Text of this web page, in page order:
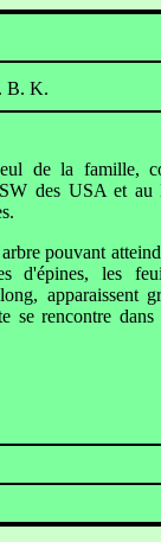
B. K.
de la famille,
des USA et au
pouvant
d'épines, les
apparaissent
se rencontre dans